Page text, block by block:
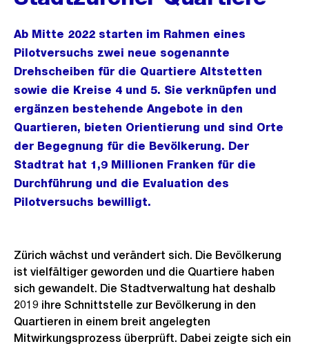
Ab Mitte 2022 starten im Rahmen eines
Pilotversuchs zwei neue sogenannte
Drehscheiben für die Quartiere Altstetten
sowie die Kreise 4 und 5. Sie verknüpfen und
ergänzen bestehende Angebote in den
Quartieren, bieten Orientierung und sind Orte
der Begegnung für die Bevölkerung. Der
Stadtrat hat 1,9 Millionen Franken für die
Durchführung und die Evaluation des
Pilotversuchs bewilligt.
Zürich wächst und verändert sich. Die Bevölkerung
ist vielfältiger geworden und die Quartiere haben
sich gewandelt. Die Stadtverwaltung hat deshalb
2019 ihre Schnittstelle zur Bevölkerung in den
Quartieren in einem breit angelegten
Mitwirkungsprozess überprüft. Dabei zeigte sich ein